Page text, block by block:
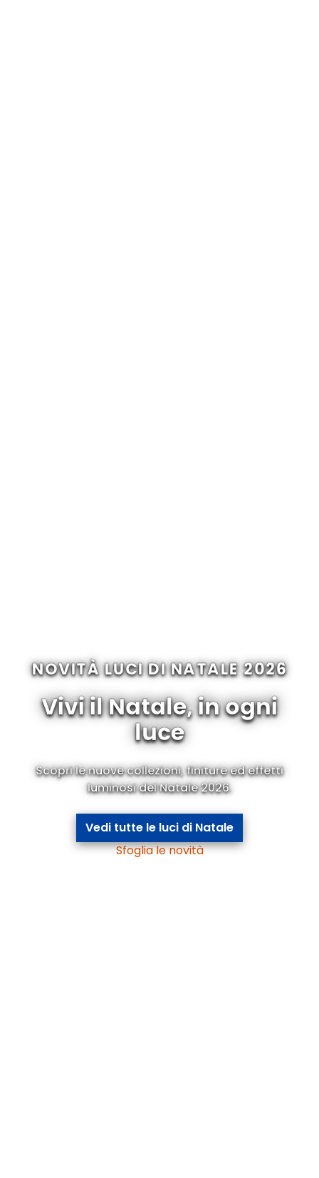
NOVITÀ LUCI DI NATALE 2026
Vivi il Natale, in ogni
luce
Scopri le nuove collezioni, finiture ed effetti
luminosi del Natale 2026.
Vedi tutte le luci di Natale
Sfoglia le novità